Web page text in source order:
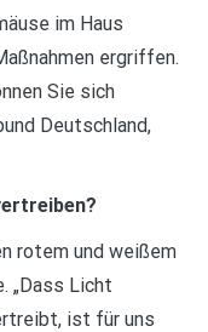
im Haus
ergriffen.
Sie sich
Deutschland,
rotem und weißem
„Dass Licht
ist für uns